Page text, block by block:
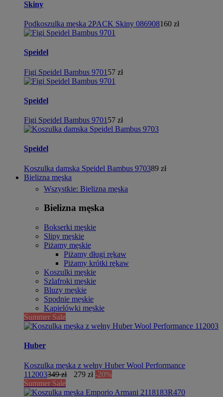
Skiny
Podkoszulka męska 2PACK Skiny 086908160 zł
Speidel
Figi Speidel Bambus 9701 57 zł
Speidel
Figi Speidel Bambus 9701 57 zł
Speidel
Koszulka damska Speidel Bambus 970389 zł
Bielizna męska
Wszystkie: Bielizna męska
Bielizna męska
Bokserki męskie
Slipy męskie
Piżamy męskie
Piżamy długi rękaw
Piżamy krótki rękaw
Koszulki męskie
Szlafroki męskie
Bluzy męskie
Spodnie męskie
Kąpielówki męskie
Summer Sale
Huber
Koszulka męska z wełny Huber Wool Performance
112003349 zł 279 zł -20%
Summer Sale